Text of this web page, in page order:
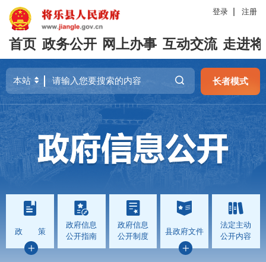
登录 注册
首页 政务公开 网上办事 互动交流 走进
长者模式
政 策
政府信息
公开指南
政府信息
公开制度
县政府文件
法定主动
公开内容